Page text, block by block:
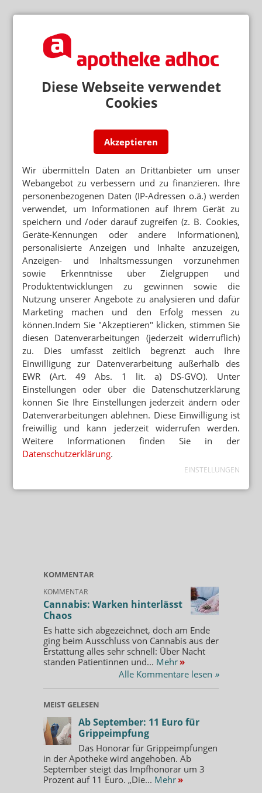
Diese Webseite verwendet
Cookies
Akzeptieren
Wir übermitteln Daten an Drittanbieter um unser
Webangebot zu verbessern und zu finanzieren. Ihre
personenbezogenen Daten (IP-Adressen o.ä.) werden
verwendet, um Informationen auf Ihrem Gerät zu
speichern und /oder darauf zugreifen (z. B. Cookies,
Geräte-Kennungen oder andere Informationen),
personalisierte Anzeigen und Inhalte anzuzeigen,
Anzeigen- und Inhaltsmessungen vorzunehmen
sowie Erkenntnisse über Zielgruppen und
Produktentwicklungen zu gewinnen sowie die
Nutzung unserer Angebote zu analysieren und dafür
Marketing machen und den Erfolg messen zu
können.Indem Sie "Akzeptieren" klicken, stimmen Sie
diesen Datenverarbeitungen (jederzeit widerruflich)
zu. Dies umfasst zeitlich begrenzt auch Ihre
Einwilligung zur Datenverarbeitung außerhalb des
EWR (Art. 49 Abs. 1 lit. a) DS-GVO). Unter
Einstellungen oder über die Datenschutzerklärung
können Sie Ihre Einstellungen jederzeit ändern oder
Datenverarbeitungen ablehnen. Diese Einwilligung ist
freiwillig und kann jederzeit widerrufen werden.
Weitere Informationen finden Sie in der
Datenschutzerklärung.
EINSTELLUNGEN
KOMMENTAR
KOMMENTAR
Cannabis: Warken hinterlässt
Chaos
Es hatte sich abgezeichnet, doch am Ende
ging beim Ausschluss von Cannabis aus der
Erstattung alles sehr schnell: Über Nacht
standen Patientinnen und... Mehr »
Alle Kommentare lesen »
MEIST GELESEN
Ab September: 11 Euro für
Grippeimpfung
Das Honorar für Grippeimpfungen
in der Apotheke wird angehoben. Ab
September steigt das Impfhonorar um 3
Prozent auf 11 Euro. „Die... Mehr »